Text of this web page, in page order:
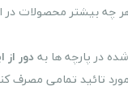
چه بیشتر محصولات در
در پارچه ها به دور
تائید تمامی مصرف